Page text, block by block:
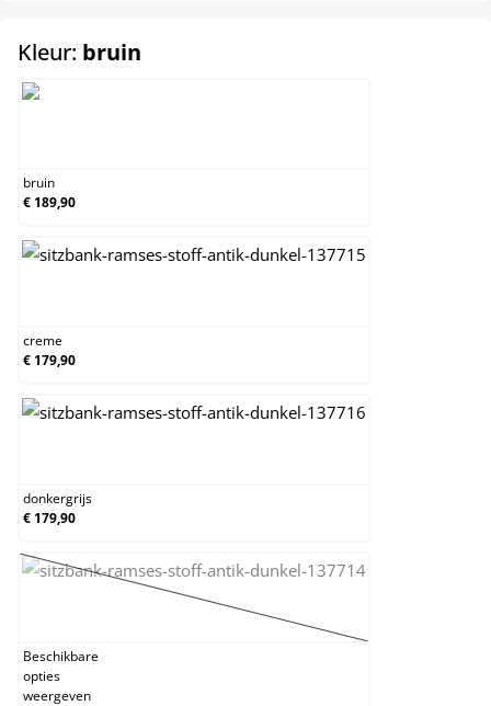
Kleur: bruin
bruin
€ 189,90
creme
€ 179,90
donkergrijs
€ 179,90
geel
(Deze optie is momenteel niet beschikbaar.)
Beschikbare
opties
weergeven